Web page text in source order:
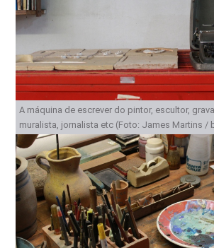
A máquina de escrever do pintor, escultor,
muralista, jornalista etc (Foto: James Martins /